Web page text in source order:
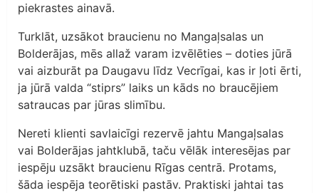
piekrastes ainavā.
Turklāt, uzsākot braucienu no Mangaļsalas un
Bolderājas, mēs allaž varam izvēlēties – doties jūrā
vai aizburāt pa Daugavu līdz Vecrīgai, kas ir ļoti ērti,
ja jūrā valda “stiprs” laiks un kāds no braucējiem
satraucas par jūras slimību.
Nereti klienti savlaicīgi rezervē jahtu Mangaļsalas
vai Bolderājas jahtklubā, taču vēlāk interesējas par
iespēju uzsākt braucienu Rīgas centrā. Protams,
šāda iespēja teorētiski pastāv. Praktiski jahtai tas